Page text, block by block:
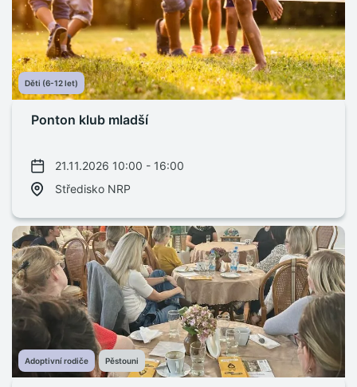
Děti (6-12 let)
Ponton klub mladší
21.11.2026 10:00 - 16:00
Středisko NRP
Adoptivní rodiče Pěstouni